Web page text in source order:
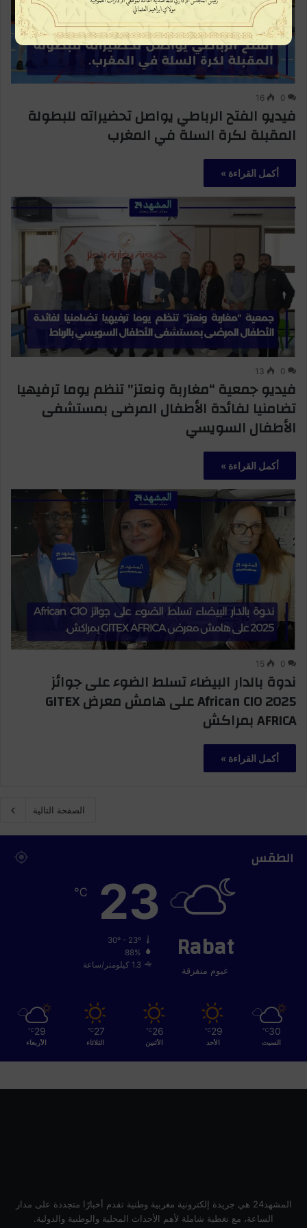
0
16
فيديو الفتح الرباطي يواصل تحضيراته للبطولة
المقبلة لكرة السلة في المغرب
أكمل القراءة »
0
13
فيديو جمعية “مغاربة ونعتز” تنظم يوما ترفيهيا
تضامنيا لفائدة الأطفال المرضى بمستشفى
الأطفال السويسي
أكمل القراءة »
0
15
ندوة بالدار البيضاء تسلط الضوء على جوائز
African CIO 2025 على هامش معرض GITEX
AFRICA بمراكش
أكمل القراءة »
الصفحة التالية
الطقس
Rabat
غيوم متفرقة
23
℃
30º - 23º
88%
1.3 كيلومتر/ساعة
30
℃
السبت
29
℃
الأحد
26
℃
الأثنين
27
℃
الثلاثاء
29
℃
الأربعاء
المشهد24 هي جريدة إلكترونية مغربية وطنية تقدم أخبارًا متجددة على مدار
الساعة، مع تغطية شاملة لأهم الأحداث المحلية والوطنية والدولية.